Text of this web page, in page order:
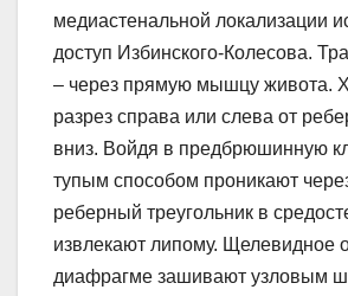
медиастенальной локализации
доступ Избинского-Колесова.
– через прямую мышцу живота.
разрез справа или слева от
вниз. Войдя в предбрюшинную
тупым способом проникают
реберный треугольник в
извлекают липому. Щелевидное
диафрагме зашивают узловым